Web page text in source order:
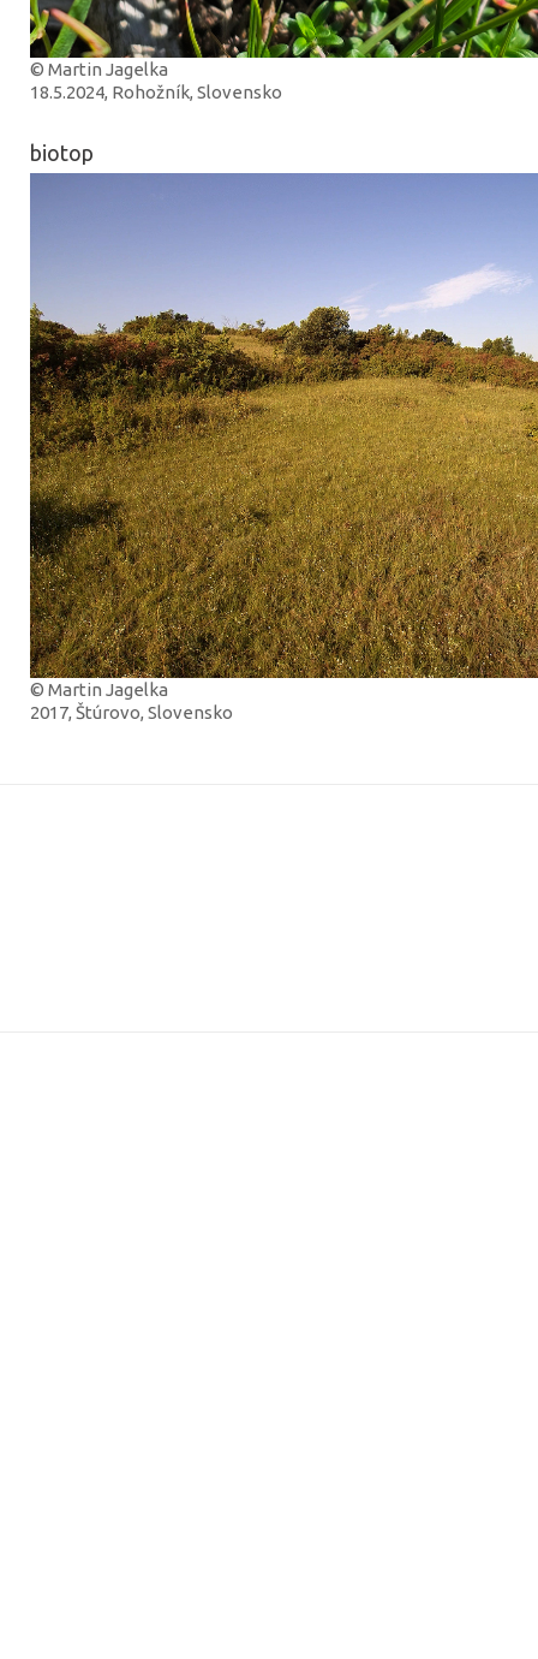
© Martin Jagelka
18.5.2024, Rohožník, Slovensko
biotop
© Martin Jagelka
2017, Štúrovo, Slovensko